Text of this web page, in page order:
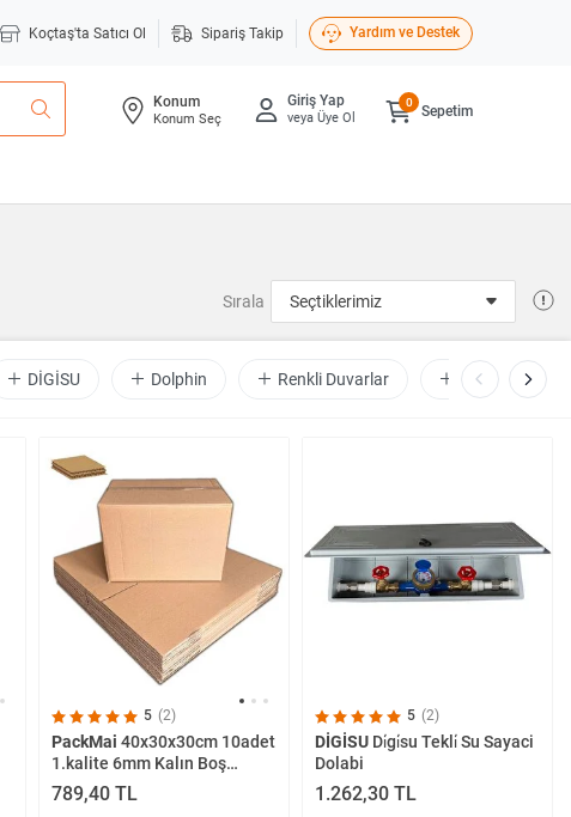
Koçtaş'ta Satıcı Ol Sipariş Takip Yardım ve Destek
Konum
Konum Seç
Giriş Yap
veya Üye Ol Sepetim
0
Sırala
DİGİSU Dolphin Renkli Duvarlar Aletçantam
5 (2)
PackMai 40x30x30cm 10adet
1.kalite 6mm Kalın Boş
Karton Koli (ev Taşıma-çeyiz-
depolama-nakliye)
789,40 TL
5 (2)
DİGİSU Di̇gi̇su Tekli̇ Su Sayaci
Dolabi
1.262,30 TL